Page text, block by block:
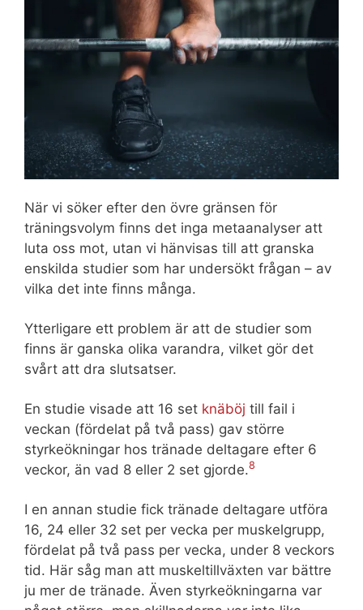
När vi söker efter den övre gränsen för
träningsvolym finns det inga metaanalyser att
luta oss mot, utan vi hänvisas till att granska
enskilda studier som har undersökt frågan – av
vilka det inte finns många.
Ytterligare ett problem är att de studier som
finns är ganska olika varandra, vilket gör det
svårt att dra slutsatser.
En studie visade att 16 set knäböj till fail i
veckan (fördelat på två pass) gav större
styrkeökningar hos tränade deltagare efter 6
veckor, än vad 8 eller 2 set gjorde.8
I en annan studie fick tränade deltagare utföra
16, 24 eller 32 set per vecka per muskelgrupp,
fördelat på två pass per vecka, under 8 veckors
tid. Här såg man att muskeltillväxten var bättre
ju mer de tränade. Även styrkeökningarna var